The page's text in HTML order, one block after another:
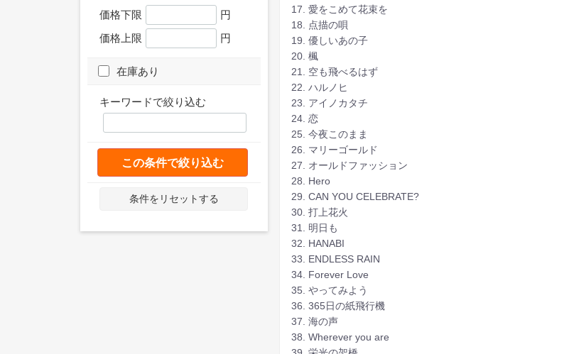
価格下限
円
価格上限
円
在庫あり
キーワードで絞り込む
この条件で絞り込む
条件をリセットする
17. 愛をこめて花束を
18. 点描の唄
19. 優しいあの子
20. 楓
21. 空も飛べるはず
22. ハルノヒ
23. アイノカタチ
24. 恋
25. 今夜このまま
26. マリーゴールド
27. オールドファッション
28. Hero
29. CAN YOU CELEBRATE?
30. 打上花火
31. 明日も
32. HANABI
33. ENDLESS RAIN
34. Forever Love
35. やってみよう
36. 365日の紙飛行機
37. 海の声
38. Wherever you are